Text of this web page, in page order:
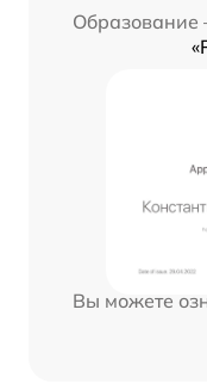
Образование
Вы можете